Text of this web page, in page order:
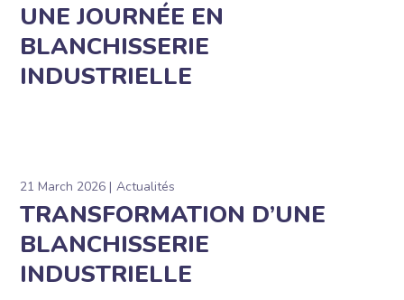
UNE JOURNÉE EN
BLANCHISSERIE
INDUSTRIELLE
21 March 2026 Actualités
TRANSFORMATION D’UNE
BLANCHISSERIE
INDUSTRIELLE